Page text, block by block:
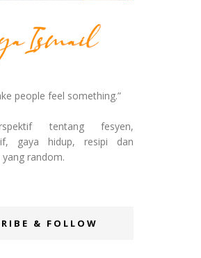
people feel something.”
tentang fesyen,
gaya hidup, resipi dan
random.
& FOLLOW